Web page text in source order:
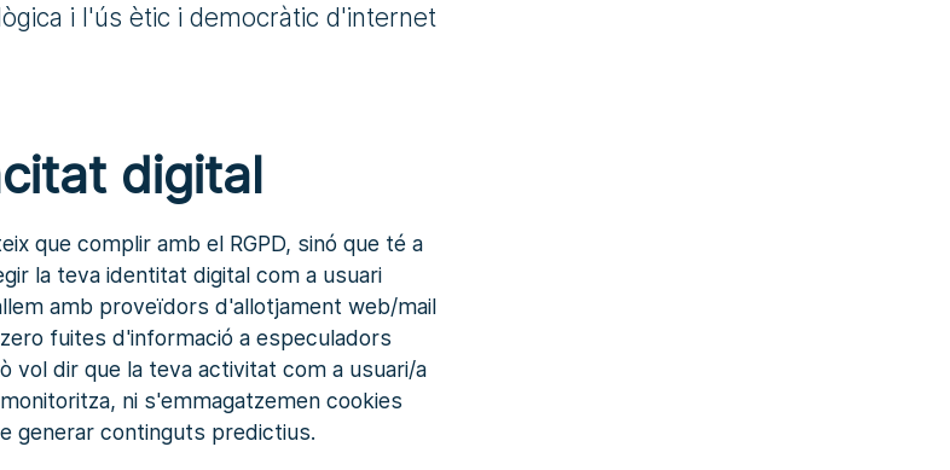
i l'ús ètic i democràtic d'internet
digital
que complir amb el RGPD, sinó que té a
la teva identitat digital com a usuari
amb proveïdors d'allotjament web/mail
fuites d'informació a especuladors
vol dir que la teva activitat com a usuari/a
ni s'emmagatzemen cookies
generar continguts predictius.